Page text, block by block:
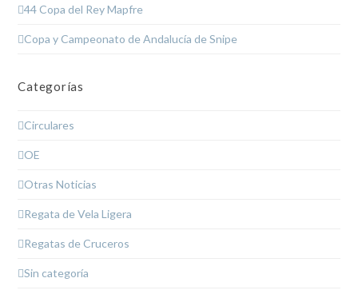
44 Copa del Rey Mapfre
Copa y Campeonato de Andalucía de Snipe
Categorías
Circulares
OE
Otras Noticias
Regata de Vela Ligera
Regatas de Cruceros
Sin categoría